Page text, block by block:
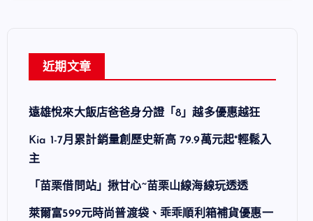
近期文章
遠雄悅來大飯店爸爸身分證「8」越多優惠越狂
Kia 1-7月累計銷量創歷史新高 79.9萬元起*輕鬆入
主
「苗栗借問站」揪甘心~苗栗山線海線玩透透
萊爾富599元時尚普渡袋、乖乖順利箱補貨優惠一